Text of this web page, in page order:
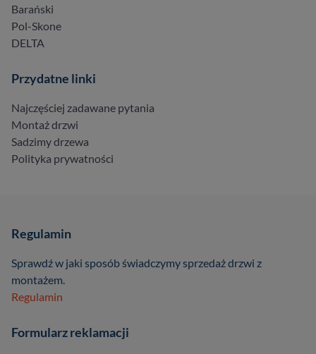
Barański
Pol-Skone
DELTA
Przydatne linki
Najczęściej zadawane pytania
Montaż drzwi
Sadzimy drzewa
Polityka prywatności
Regulamin
Sprawdź w jaki sposób świadczymy sprzedaż drzwi z
montażem.
Regulamin
Formularz reklamacji